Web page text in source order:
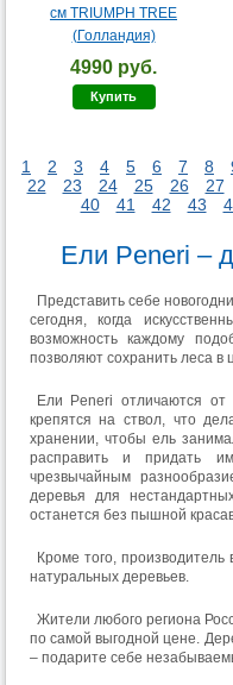
см TRIUMPH TREE
(Голландия)
4990 руб.
Купить
1 2 3 4 5 6 7 8
22
23 24 25 26 27
40
41 42 43
Ели Peneri –
Представить себе
сегодня, когда
возможность каждому
позволяют сохранить леса в
Ели Peneri отличаются
крепятся на ствол, что
хранении, чтобы ель
расправить и придать
чрезвычайным
деревья для
останется без пышной
Кроме того,
натуральных деревьев.
Жители любого региона
по самой выгодной цене.
– подарите себе